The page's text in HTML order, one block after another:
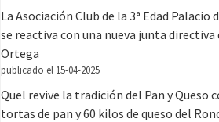
La Asociación Club de la 3ª Edad Palacio
se reactiva con una nueva junta directiva
Ortega
publicado el 15-04-2025
Quel revive la tradición del Pan y Queso
tortas de pan y 60 kilos de queso del